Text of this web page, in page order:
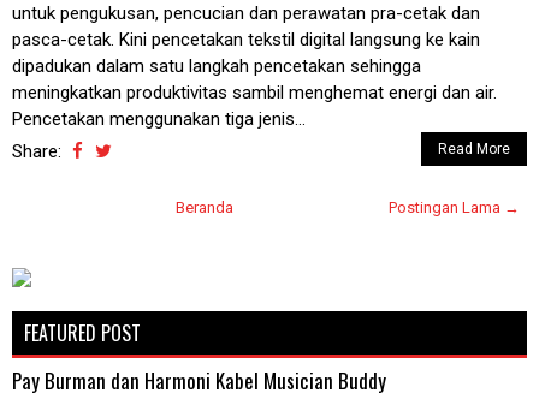
untuk pengukusan, pencucian dan perawatan pra-cetak dan
pasca-cetak. Kini pencetakan tekstil digital langsung ke kain
dipadukan dalam satu langkah pencetakan sehingga
meningkatkan produktivitas sambil menghemat energi dan air.
Pencetakan menggunakan tiga jenis...
Share:
Read More
Postingan Lama →
Beranda
FEATURED POST
Pay Burman dan Harmoni Kabel Musician Buddy